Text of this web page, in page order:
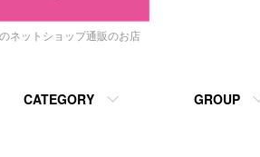
ネットショップ通販のお店
CATEGORY GROUP